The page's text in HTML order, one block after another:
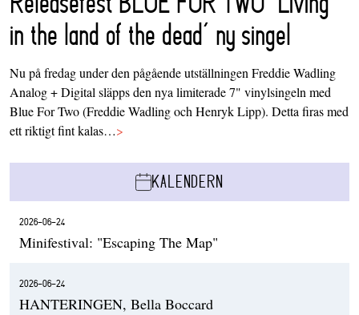
in the land of the dead’ ny singel
Nu på fredag under den pågående utställningen Freddie Wadling
Analog + Digital släpps den nya limiterade 7" vinylsingeln med
Blue For Two (Freddie Wadling och Henryk Lipp). Detta firas med
ett riktigt fint kalas…>
KALENDERN
2026-06-24
Minifestival: "Escaping The Map"
2026-06-24
HANTERINGEN, Bella Boccard